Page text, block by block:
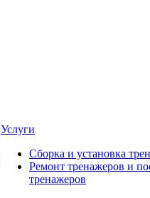
Услуги
Сборка и установка
Ремонт тренажеров и
тренажеров